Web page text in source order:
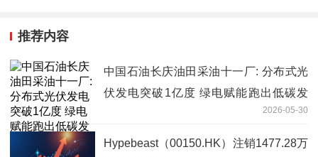
推荐内容
中国石油长庆油田采油十一厂: 分布式光
伏发电突破1亿度 绿电赋能跑出低碳发
2026-05-30
Hypebeast（00150.HK）注销1477.28万